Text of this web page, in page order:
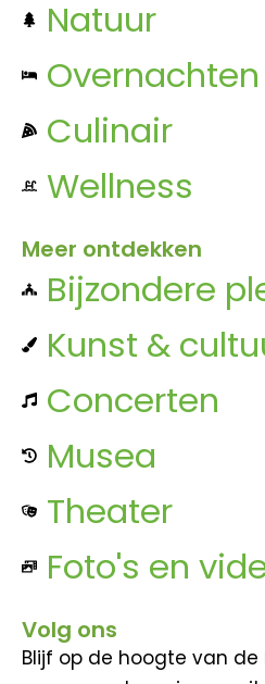
Natuur
Overnachten
Culinair
Wellness
Meer ontdekken
Bijzondere
Kunst &
Concerten
Musea
Theater
Foto's en
Volg ons
Blijf op de hoogte van de